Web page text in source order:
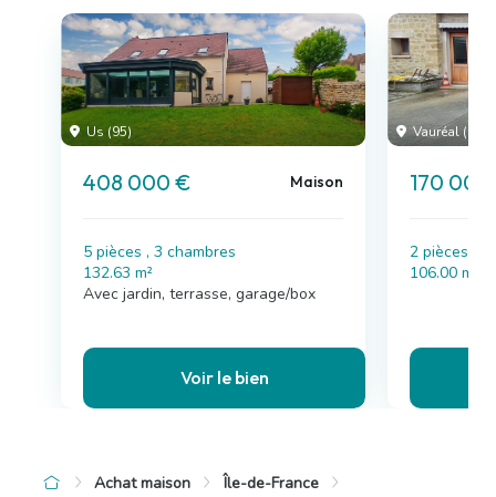
Us (95)
408 000 € Maison
5 pièces , 3 chambres
132.63 m²
Avec jardin, terrasse, garage/box
Voir le bien
Vauréal (95)
170
2 pièces
106.00 m²
Achat maison
Île-de-France